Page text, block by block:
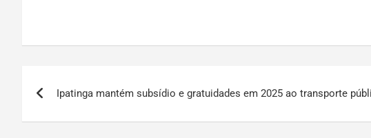
Ipatinga mantém subsídio e gratuidades em 2025 ao transporte